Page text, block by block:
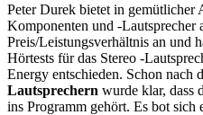
Peter Durek bietet in
Komponenten und -Lautsprecher
Preis/Leistungsverhältnis an und
Hörtests für das Stereo -
Energy entschieden. Schon nach
Lautsprechern wurde klar, dass
ins Programm gehört. Es bot sich